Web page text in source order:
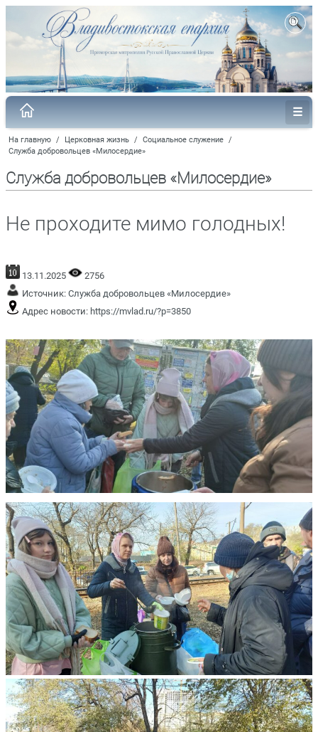
На главную / Церковная жизнь / Социальное служение /
Служба добровольцев «Милосердие»
Служба добровольцев «Милосердие»
Не проходите мимо голодных!
13.11.2025
2756
Источник: Служба добровольцев «Милосердие»
Адрес новости: https://mvlad.ru/?p=3850